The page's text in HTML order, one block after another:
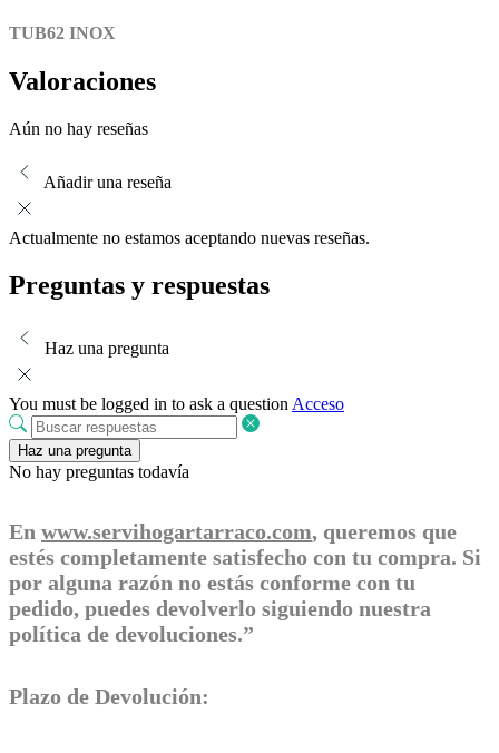
TUB62 INOX
Valoraciones
Aún no hay reseñas
Añadir una reseña
Actualmente no estamos aceptando nuevas reseñas.
Preguntas y respuestas
Haz una pregunta
You must be logged in to ask a question Acceso
Haz una pregunta
No hay preguntas todavía
En www.servihogartarraco.com, queremos que
estés completamente satisfecho con tu compra. Si
por alguna razón no estás conforme con tu
pedido, puedes devolverlo siguiendo nuestra
política de devoluciones.”
Plazo de Devolución: